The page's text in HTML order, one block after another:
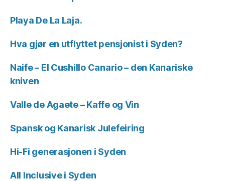
Playa De La Laja.
Hva gjør en utflyttet pensjonist i Syden?
Naife – El Cushillo Canario – den Kanariske
kniven
Valle de Agaete – Kaffe og Vin
Spansk og Kanarisk Julefeiring
Hi-Fi generasjonen i Syden
All Inclusive i Syden